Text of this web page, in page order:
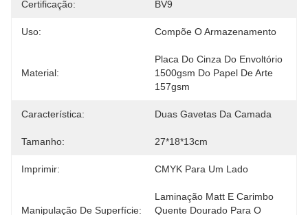
Certificação: BV9
Uso: Compõe O Armazenamento
Material:
Placa Do Cinza Do Envoltório
1500gsm Do Papel De Arte
157gsm
Característica: Duas Gavetas Da Camada
Tamanho: 27*18*13cm
Imprimir: CMYK Para Um Lado
Manipulação De Superfície:
Laminação Matt E Carimbo
Quente Dourado Para O